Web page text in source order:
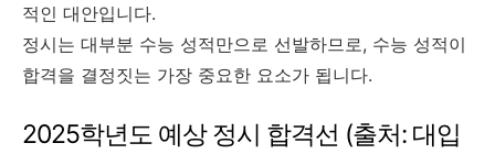
적인 대안입니다.
정시는 대부분 수능 성적만으로 선발하므로, 수능 성적이
합격을 결정짓는 가장 중요한 요소가 됩니다.
2025학년도 예상 정시 합격선 (출처: 대입